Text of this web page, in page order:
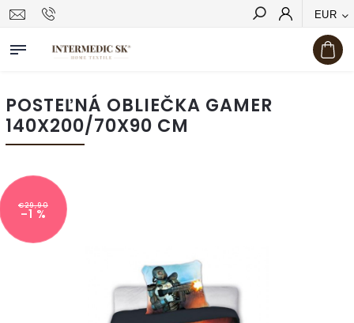
EUR
Hľadať
POSTEĽNÁ OBLIEČKA GAMER
140X200/70X90 CM
€29,90
–1 %